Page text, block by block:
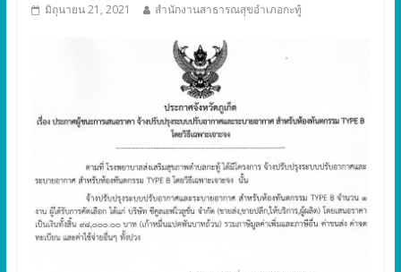
มิถุนายน 21, 2021 สำนักงานสาธารณสุขอำเภอกะทู้